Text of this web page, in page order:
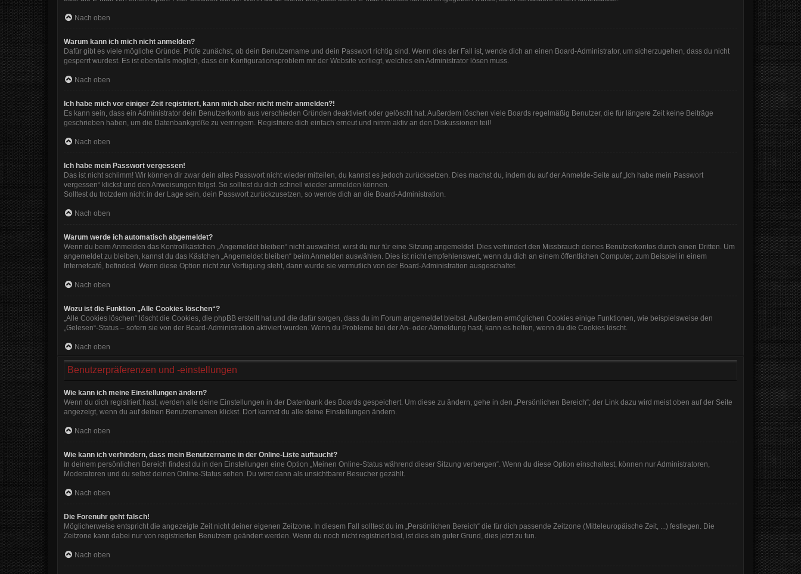
Nach oben
Warum kann ich mich nicht anmelden?
Dafür gibt es viele mögliche Gründe. Prüfe zunächst, ob dein Benutzername und dein Passwort richtig sind. Wenn dies der Fall ist, wende dich an einen Board-Administrator, um sicherzugehen, dass du nicht
gesperrt wurdest. Es ist ebenfalls möglich, dass ein Konfigurationsproblem mit der Website vorliegt, welches ein Administrator lösen muss.
Nach oben
Ich habe mich vor einiger Zeit registriert, kann mich aber nicht mehr anmelden?!
Es kann sein, dass ein Administrator dein Benutzerkonto aus verschieden Gründen deaktiviert oder gelöscht hat. Außerdem löschen viele Boards regelmäßig Benutzer, die für längere Zeit keine Beiträge
geschrieben haben, um die Datenbankgröße zu verringern. Registriere dich einfach erneut und nimm aktiv an den Diskussionen teil!
Nach oben
Ich habe mein Passwort vergessen!
Das ist nicht schlimm! Wir können dir zwar dein altes Passwort nicht wieder mitteilen, du kannst es jedoch zurücksetzen. Dies machst du, indem du auf der Anmelde-Seite auf „Ich habe mein Passwort
vergessen“ klickst und den Anweisungen folgst. So solltest du dich schnell wieder anmelden können.
Solltest du trotzdem nicht in der Lage sein, dein Passwort zurückzusetzen, so wende dich an die Board-Administration.
Nach oben
Warum werde ich automatisch abgemeldet?
Wenn du beim Anmelden das Kontrollkästchen „Angemeldet bleiben“ nicht auswählst, wirst du nur für eine Sitzung angemeldet. Dies verhindert den Missbrauch deines Benutzerkontos durch einen Dritten. Um
angemeldet zu bleiben, kannst du das Kästchen „Angemeldet bleiben“ beim Anmelden auswählen. Dies ist nicht empfehlenswert, wenn du dich an einem öffentlichen Computer, zum Beispiel in einem
Internetcafé, befindest. Wenn diese Option nicht zur Verfügung steht, dann wurde sie vermutlich von der Board-Administration ausgeschaltet.
Nach oben
Wozu ist die Funktion „Alle Cookies löschen“?
„Alle Cookies löschen“ löscht die Cookies, die phpBB erstellt hat und die dafür sorgen, dass du im Forum angemeldet bleibst. Außerdem ermöglichen Cookies einige Funktionen, wie beispielsweise den
„Gelesen“-Status – sofern sie von der Board-Administration aktiviert wurden. Wenn du Probleme bei der An- oder Abmeldung hast, kann es helfen, wenn du die Cookies löscht.
Nach oben
Benutzerpräferenzen und -einstellungen
Wie kann ich meine Einstellungen ändern?
Wenn du dich registriert hast, werden alle deine Einstellungen in der Datenbank des Boards gespeichert. Um diese zu ändern, gehe in den „Persönlichen Bereich“; der Link dazu wird meist oben auf der Seite
angezeigt, wenn du auf deinen Benutzernamen klickst. Dort kannst du alle deine Einstellungen ändern.
Nach oben
Wie kann ich verhindern, dass mein Benutzername in der Online-Liste auftaucht?
In deinem persönlichen Bereich findest du in den Einstellungen eine Option „Meinen Online-Status während dieser Sitzung verbergen“. Wenn du diese Option einschaltest, können nur Administratoren,
Moderatoren und du selbst deinen Online-Status sehen. Du wirst dann als unsichtbarer Besucher gezählt.
Nach oben
Die Forenuhr geht falsch!
Möglicherweise entspricht die angezeigte Zeit nicht deiner eigenen Zeitzone. In diesem Fall solltest du im „Persönlichen Bereich“ die für dich passende Zeitzone (Mitteleuropäische Zeit, ...) festlegen. Die
Zeitzone kann dabei nur von registrierten Benutzern geändert werden. Wenn du noch nicht registriert bist, ist dies ein guter Grund, dies jetzt zu tun.
Nach oben